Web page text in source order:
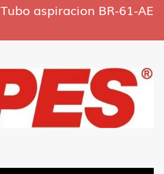
Tubo aspiracion BR-61-AE